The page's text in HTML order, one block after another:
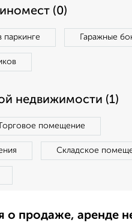
(0)
Гаражные
недвижимости (1)
Торговое помещение
Складское
о продаже, аренде